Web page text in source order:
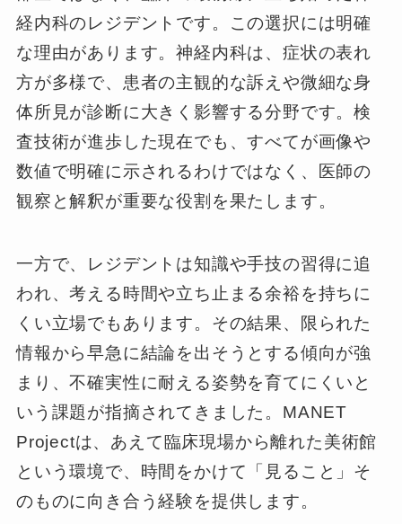
経内科のレジデントです。この選択には明確
な理由があります。神経内科は、症状の表れ
方が多様で、患者の主観的な訴えや微細な身
体所見が診断に大きく影響する分野です。検
査技術が進歩した現在でも、すべてが画像や
数値で明確に示されるわけではなく、医師の
観察と解釈が重要な役割を果たします。
一方で、レジデントは知識や手技の習得に追
われ、考える時間や立ち止まる余裕を持ちに
くい立場でもあります。その結果、限られた
情報から早急に結論を出そうとする傾向が強
まり、不確実性に耐える姿勢を育てにくいと
いう課題が指摘されてきました。MANET
Projectは、あえて臨床現場から離れた美術館
という環境で、時間をかけて「見ること」そ
のものに向き合う経験を提供します。